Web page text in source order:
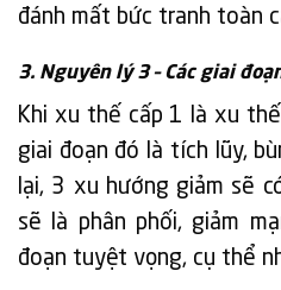
đánh mất bức tranh toàn
3. Nguyên lý 3 – Các giai
Khi xu thế cấp 1 là xu
giai đoạn đó là tích lũy,
lại, 3 xu hướng giảm sẽ
sẽ là phân phối, giảm
đoạn tuyệt vọng, cụ thể